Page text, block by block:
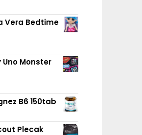
Vera Bedtime
Monster
B6 150tab
Plecak